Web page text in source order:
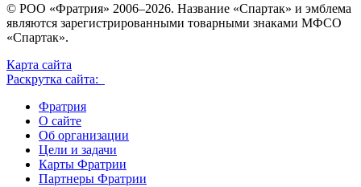
© РОО «Фратрия» 2006–2026. Название «Спартак» и эмблема
являются зарегистрированными товарными знаками МФСО
«Спартак».
Карта сайта
Раскрутка сайта:
Фратрия
О сайте
Об организации
Цели и задачи
Карты Фратрии
Партнеры Фратрии